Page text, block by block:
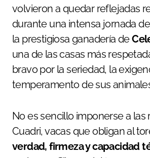
volvieron a quedar reflejadas
durante una intensa jornada
la prestigiosa ganadería de
una de las casas más
bravo por la seriedad, la
temperamento de sus
No es sencillo imponerse a las
Cuadri, vacas que obligan al
verdad, firmeza y capacidad